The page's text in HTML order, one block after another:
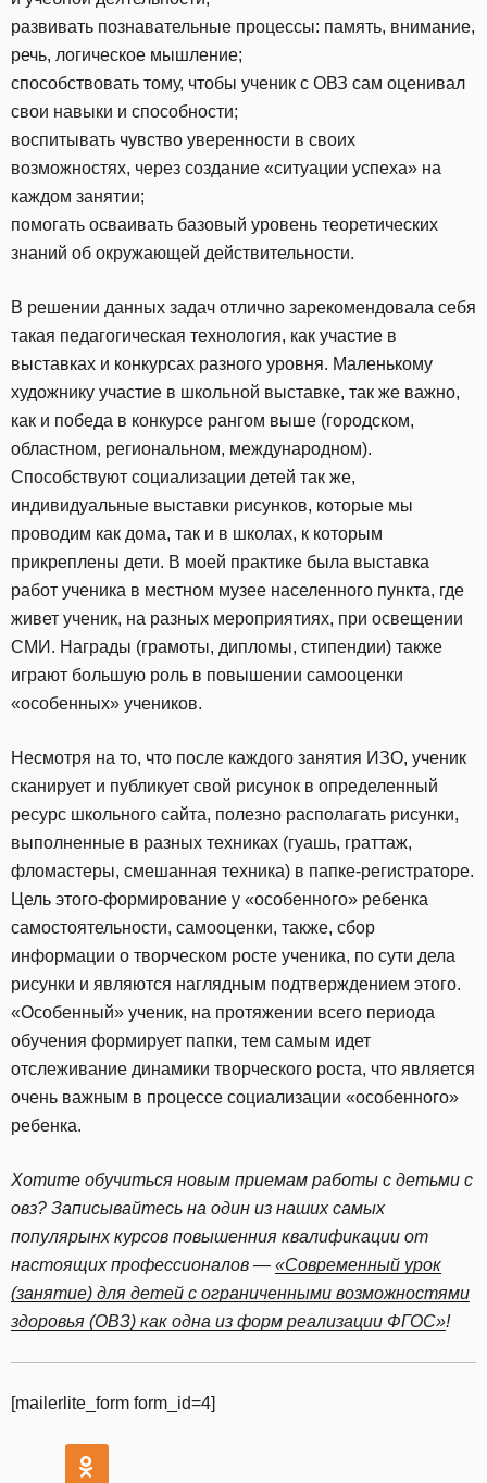
развивать познавательные процессы: память, внимание,
речь, логическое мышление;
способствовать тому, чтобы ученик с ОВЗ сам оценивал
свои навыки и способности;
воспитывать чувство уверенности в своих
возможностях, через создание «ситуации успеха» на
каждом занятии;
помогать осваивать базовый уровень теоретических
знаний об окружающей действительности.
В решении данных задач отлично зарекомендовала себя
такая педагогическая технология, как участие в
выставках и конкурсах разного уровня. Маленькому
художнику участие в школьной выставке, так же важно,
как и победа в конкурсе рангом выше (городском,
областном, региональном, международном).
Способствуют социализации детей так же,
индивидуальные выставки рисунков, которые мы
проводим как дома, так и в школах, к которым
прикреплены дети. В моей практике была выставка
работ ученика в местном музее населенного пункта, где
живет ученик, на разных мероприятиях, при освещении
СМИ. Награды (грамоты, дипломы, стипендии) также
играют большую роль в повышении самооценки
«особенных» учеников.
Несмотря на то, что после каждого занятия ИЗО, ученик
сканирует и публикует свой рисунок в определенный
ресурс школьного сайта, полезно располагать рисунки,
выполненные в разных техниках (гуашь, граттаж,
фломастеры, смешанная техника) в папке-регистраторе.
Цель этого-формирование у «особенного» ребенка
самостоятельности, самооценки, также, сбор
информации о творческом росте ученика, по сути дела
рисунки и являются наглядным подтверждением этого.
«Особенный» ученик, на протяжении всего периода
обучения формирует папки, тем самым идет
отслеживание динамики творческого роста, что является
очень важным в процессе социализации «особенного»
ребенка.
Хотите обучиться новым приемам работы с детьми с
овз? Записывайтесь на один из наших самых
популярынх курсов повышенния квалификации от
настоящих профессионалов — «Современный урок
(занятие) для детей с ограниченными возможностями
здоровья (ОВЗ) как одна из форм реализации ФГОС»!
[mailerlite_form form_id=4]